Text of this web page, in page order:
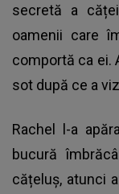
secretă a
oamenii care
comportă ca ei.
sot după ce a
Rachel l-a
bucură
cățeluș, atunci